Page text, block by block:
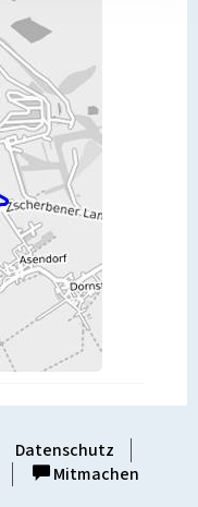
Datenschutz
Mitmachen